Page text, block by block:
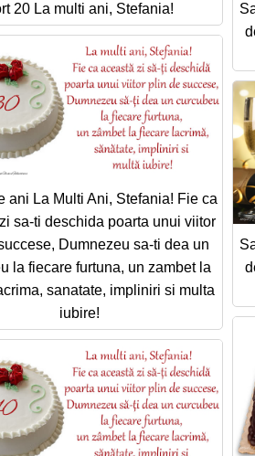
20 La multi ani, Stefania!
ani La Multi Ani, Stefania! Fie ca
sa-ti deschida poarta unui viitor
Dumnezeu sa-ti dea un
la fiecare furtuna, un zambet la
sanatate, impliniri si multa
iubire!